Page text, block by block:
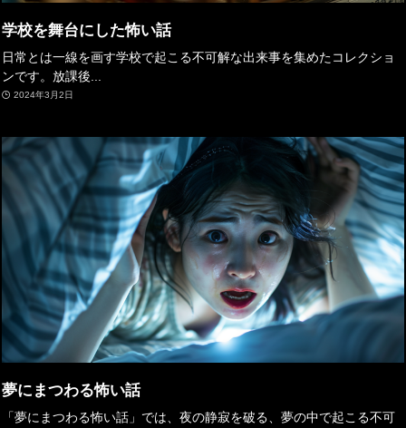
学校を舞台にした怖い話
日常とは一線を画す学校で起こる不可解な出来事を集めたコレクショ
ンです。放課後...
2024年3月2日
夢にまつわる怖い話
「夢にまつわる怖い話」では、夜の静寂を破る、夢の中で起こる不可